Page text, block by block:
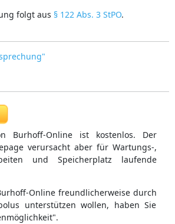
folgt aus § 122 Abs. 3 StPO.
Burhoff-Online ist kostenlos. Der
verursacht aber für Wartungs-,
und Speicherplatz laufende
Online freundlicherweise durch
unterstützen wollen, haben Sie